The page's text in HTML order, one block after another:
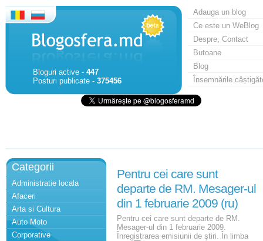
Bloguri active - 447
Posturi publicate - 375456
Adauga un blog
Ce este un WeBlog
Despre, Contact
Butoane
Blog
Însemnările
Categorii
Administratie locala
Afaceri
Arta si Cultura
Auto Moto
Corporative
Pentru cei care sunt
departe de RM. Mesager-ul
din 1 februarie 2009 (ru)
Pentru cei care sunt departe de RM.
Mesager-ul din 1 februarie 2009.
Înregistrarea emisiunii de ştiri. În limba